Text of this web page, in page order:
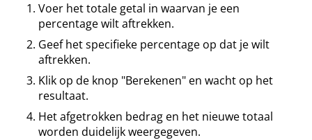
Voer het totale getal in waarvan je een
percentage wilt aftrekken.
Geef het specifieke percentage op dat je wilt
aftrekken.
Klik op de knop "Berekenen" en wacht op het
resultaat.
Het afgetrokken bedrag en het nieuwe totaal
worden duidelijk weergegeven.